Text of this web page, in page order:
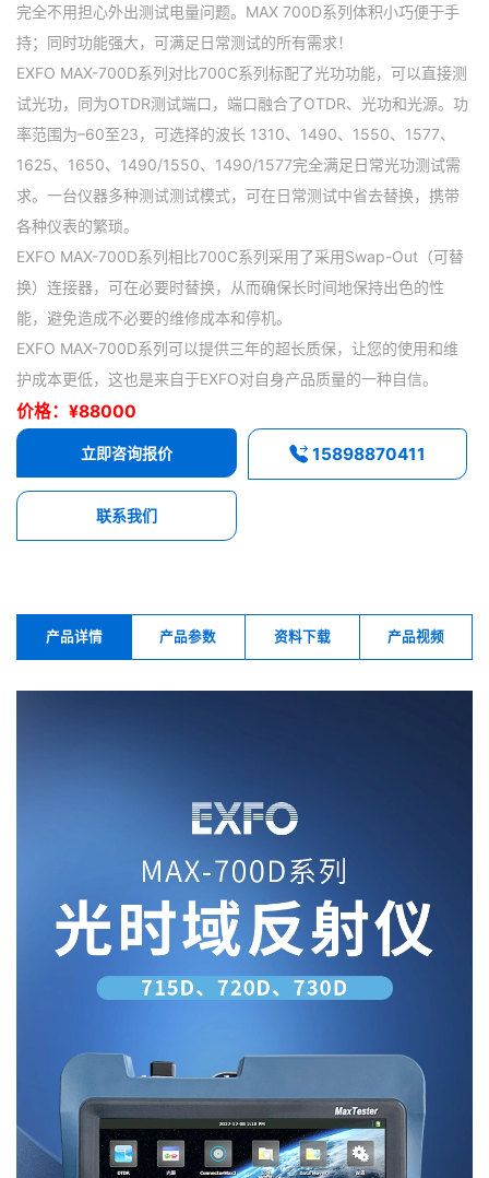
完全不用担心外出测试电量问题。MAX 700D系列体积小巧便于手
持；同时功能强大，可满足日常测试的所有需求！
EXFO MAX-700D系列对比700C系列标配了光功功能，可以直接测
试光功，同为OTDR测试端口，端口融合了OTDR、光功和光源。功
率范围为–60至23，可选择的波长 1310、1490、1550、1577、
1625、1650、1490/1550、1490/1577完全满足日常光功测试需
求。一台仪器多种测试测试模式，可在日常测试中省去替换，携带
各种仪表的繁琐。
EXFO MAX-700D系列相比700C系列采用了采用Swap-Out（可替
换）连接器，可在必要时替换，从而确保长时间地保持出色的性
能，避免造成不必要的维修成本和停机。
EXFO MAX-700D系列可以提供三年的超长质保，让您的使用和维
护成本更低，这也是来自于EXFO对自身产品质量的一种自信。
价格：¥88000
立即咨询报价 15898870411
联系我们
产品详情 产品参数 资料下载 产品视频